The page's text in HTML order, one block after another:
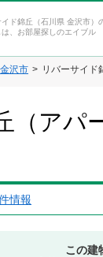
イド錦丘（石川県 金沢市）
、お部屋探しのエイブル
金沢市 リバーサイド
（アパ
情報
この建